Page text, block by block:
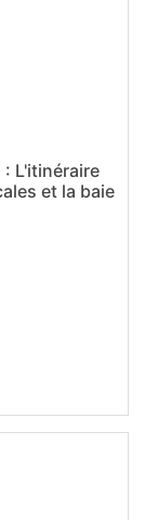
L'itinéraire
et la baie